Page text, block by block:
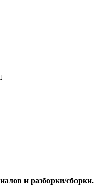
и разборки/сборки.